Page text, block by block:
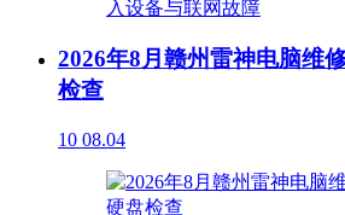
2026年8月赣州雷神电脑维
检查
10 08.04